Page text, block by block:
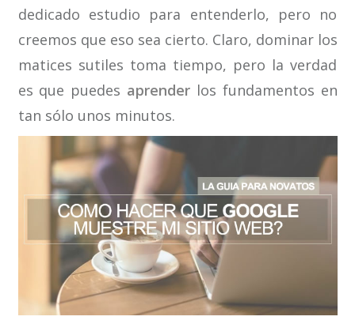
dedicado estudio para entenderlo, pero no
creemos que eso sea cierto. Claro, dominar los
matices sutiles toma tiempo, pero la verdad
es que puedes aprender los fundamentos en
tan sólo unos minutos.